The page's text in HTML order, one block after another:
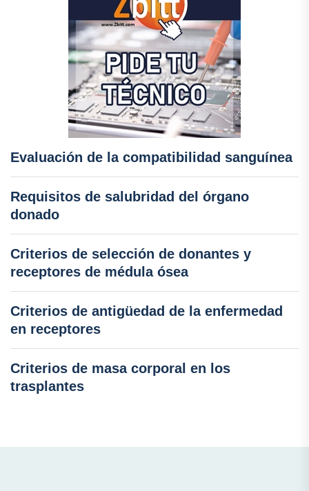
Evaluación de la compatibilidad sanguínea
Requisitos de salubridad del órgano
donado
Criterios de selección de donantes y
receptores de médula ósea
Criterios de antigüedad de la enfermedad
en receptores
Criterios de masa corporal en los
trasplantes